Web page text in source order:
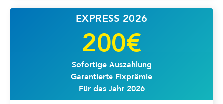
EXPRESS 2026
200€
Sofortige Auszahlung
Garantierte Fixprämie
Für das Jahr 2026